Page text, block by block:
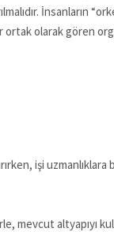
olarak gören
işi
mevcut altyapıyı